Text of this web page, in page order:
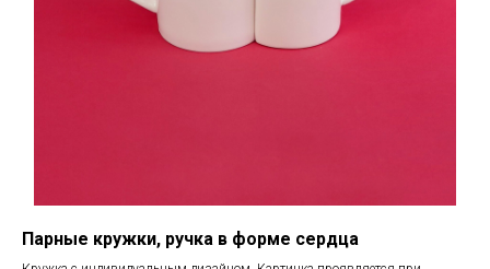
Парные кружки, ручка в форме сердца